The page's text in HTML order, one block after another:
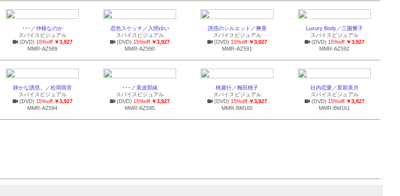
･･･／仲根なのか
スパイスビジュアル
(DVD) 15%off ￥3,927
MMR-AZ589
恋色スケッチ／入間ゆい
スパイスビジュアル
(DVD) 15%off ￥3,927
MMR-AZ590
誘惑のシルエット／爽香
スパイスビジュアル
(DVD) 15%off ￥3,927
MMR-AZ591
Luxury Body／三園響子
スパイスビジュアル
(DVD) 15%off ￥3,927
MMR-AZ592
静かな誘惑。／松岡雨音
スパイスビジュアル
(DVD) 15%off ￥3,927
MMR-AZ594
･･･／美波那緒
スパイスビジュアル
(DVD) 15%off ￥3,927
MMR-AZ595
桃避行／梅田桃子
スパイスビジュアル
(DVD) 15%off ￥3,927
MMR-BM160
社内恋愛／星那美月
スパイスビジュアル
(DVD) 15%off ￥3,927
MMR-BM161